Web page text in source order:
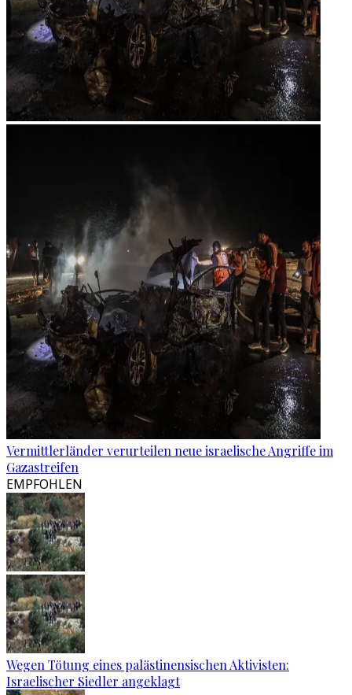
Vermittlerländer verurteilen neue israelische Angriffe im
Gazastreifen
EMPFOHLEN
Wegen Tötung eines palästinensischen Aktivisten:
Israelischer Siedler angeklagt